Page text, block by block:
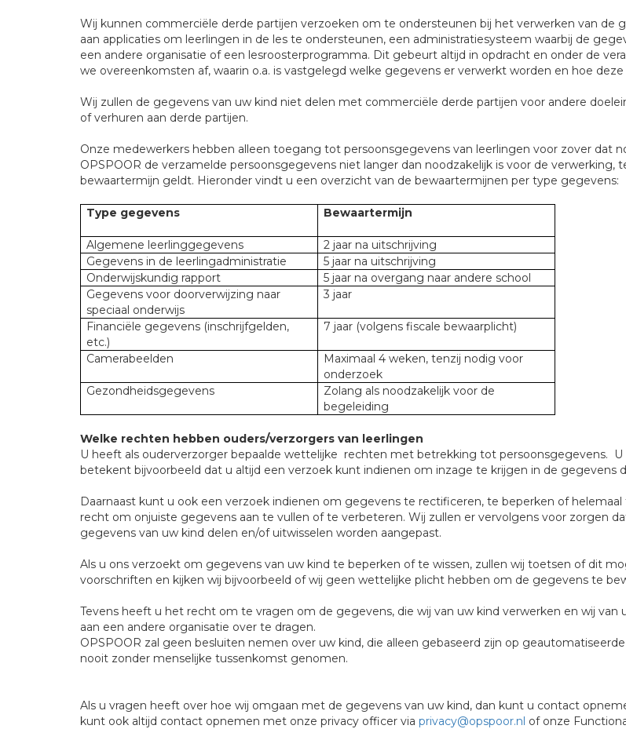
Wij kunnen commerciële derde partijen verzoeken om te ondersteunen bij het verwerken van de
aan applicaties om leerlingen in de les te ondersteunen, een administratiesysteem waarbij de
een andere organisatie of een lesroosterprogramma. Dit gebeurt altijd in opdracht en onder de
we overeenkomsten af, waarin o.a. is vastgelegd welke gegevens er verwerkt worden en hoe
Wij zullen de gegevens van uw kind niet delen met commerciële derde partijen voor andere
of verhuren aan derde partijen.
Onze medewerkers hebben alleen toegang tot persoonsgegevens van leerlingen voor zover dat
OPSPOOR de verzamelde persoonsgegevens niet langer dan noodzakelijk is voor de verwerking,
bewaartermijn geldt. Hieronder vindt u een overzicht van de bewaartermijnen per type gegevens:
Type gegevens Bewaartermijn
Algemene leerlinggegevens
2 jaar na uitschrijving
Gegevens in de leerlingadministratie
5 jaar na uitschrijving
Onderwijskundig rapport
5 jaar na overgang naar andere school
Gegevens voor doorverwijzing naar
speciaal onderwijs
3 jaar
Financiële gegevens (inschrijfgelden,
etc.)
7 jaar (volgens fiscale bewaarplicht)
Camerabeelden
Maximaal 4 weken, tenzij nodig voor
onderzoek
Gezondheidsgegevens
Zolang als noodzakelijk voor de
begeleiding
Welke rechten hebben ouders/verzorgers van leerlingen
U heeft als ouderverzorger bepaalde wettelijke rechten met betrekking tot persoonsgegevens.
betekent bijvoorbeeld dat u altijd een verzoek kunt indienen om inzage te krijgen in de gegevens
Daarnaast kunt u ook een verzoek indienen om gegevens te rectificeren, te beperken of
recht om onjuiste gegevens aan te vullen of te verbeteren. Wij zullen er vervolgens voor zorgen
gegevens van uw kind delen en/of uitwisselen worden aangepast.
Als u ons verzoekt om gegevens van uw kind te beperken of te wissen, zullen wij toetsen of dit
voorschriften en kijken wij bijvoorbeeld of wij geen wettelijke plicht hebben om de gegevens te
Tevens heeft u het recht om te vragen om de gegevens, die wij van uw kind verwerken en wij
aan een andere organisatie over te dragen.
OPSPOOR zal geen besluiten nemen over uw kind, die alleen gebaseerd zijn op
nooit zonder menselijke tussenkomst genomen.
Als u vragen heeft over hoe wij omgaan met de gegevens van uw kind, dan kunt u contact
kunt ook altijd contact opnemen met onze privacy officer via privacy@opspoor.nl of onze